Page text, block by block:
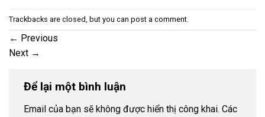
Trackbacks are closed, but you can post a comment
← Previous
Next →
Để lại một bình luận
Email của bạn sẽ không được hiển thị công khai. Các